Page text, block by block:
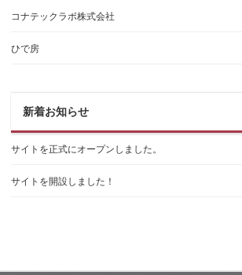
コナテックラボ株式会社
ひで房
新着お知らせ
サイトを正式にオープンしました。
サイトを開設しました！